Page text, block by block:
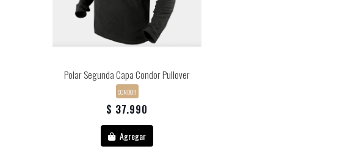
Polar Segunda Capa Condor Pullover
CONDOR
$ 37.990
Agregar